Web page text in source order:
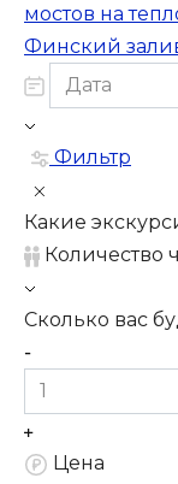
мостов на
Финский
Фильтр
Какие
Количество
Сколько вас
Цена